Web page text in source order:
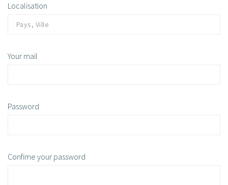
Localisation
Your mail
Password
Confime your password